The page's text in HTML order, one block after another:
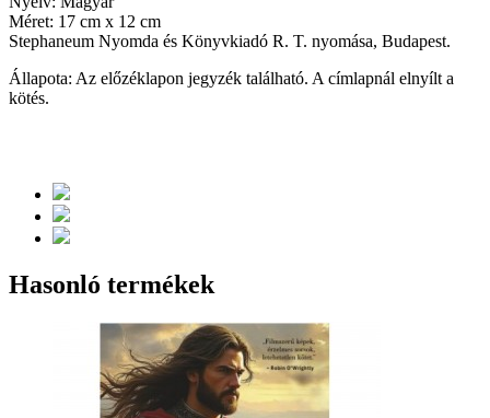
Méret: 17 cm x 12 cm
Stephaneum Nyomda és Könyvkiadó R. T. nyomása, Budapest.
Állapota: Az előzéklapon jegyzék található. A címlapnál elnyílt a
kötés.
Hasonló termékek